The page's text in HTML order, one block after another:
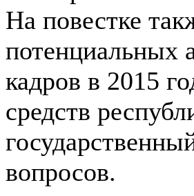
На повестке
потенциальных
кадров в 2015
средств
вопросов.